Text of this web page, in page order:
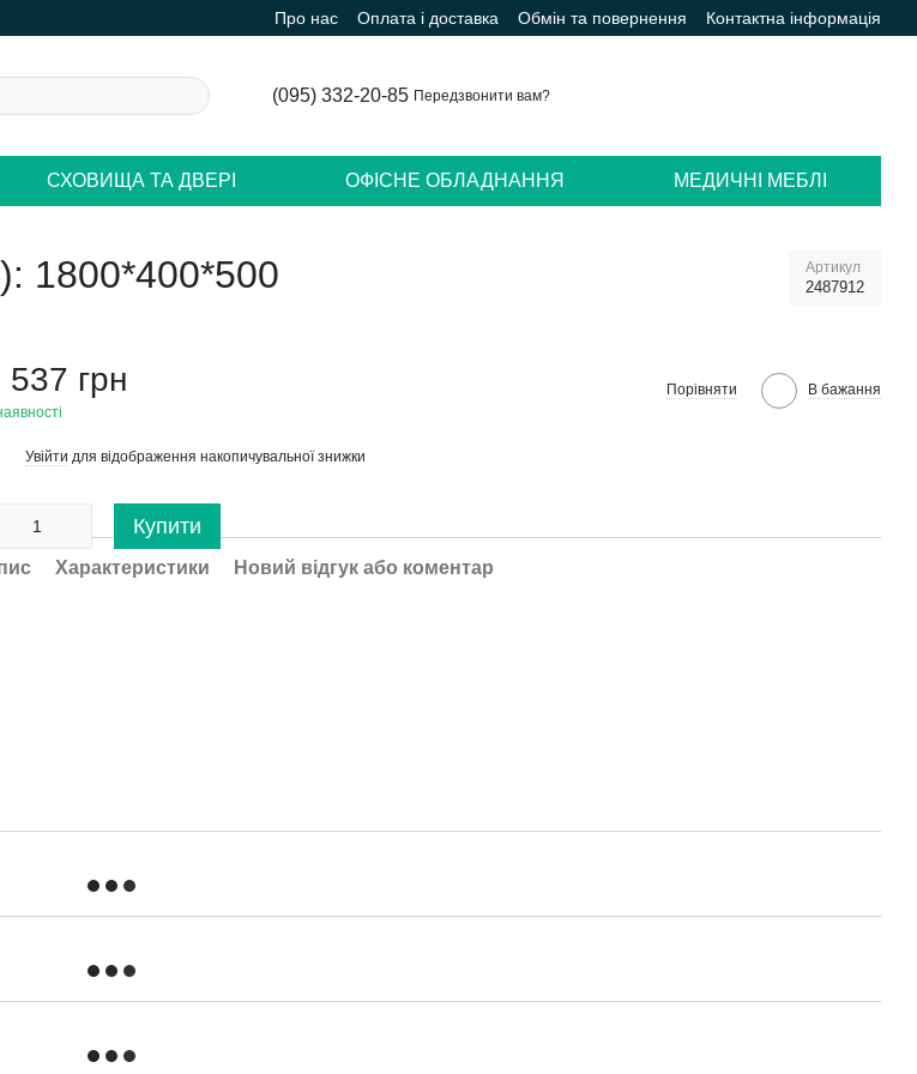
Про нас Оплата і доставка Обмін та повернення Контактна інформація
(095) 332-20-85 Передзвонити вам?
СХОВИЩА ТА ДВЕРІ ОФІСНЕ ОБЛАДНАННЯ МЕДИЧНІ МЕБЛІ
1800*400*500 Артикул
2487912
537 грн Порівняти В бажання
Увійти для відображення накопичувальної знижки
Купити
Характеристики Новий відгук або коментар